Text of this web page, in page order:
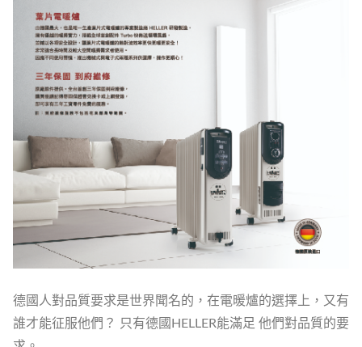
德國人對品質要求是世界聞名的，在電暖爐的選擇上，又有
誰才能征服他們？ 只有德國HELLER能滿足 他們對品質的要